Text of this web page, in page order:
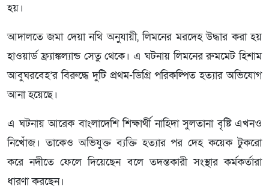
হয়।
আদালতে জমা দেয়া নথি অনুযায়ী, লিমনের মরদেহ উদ্ধার করা হয়
হাওয়ার্ড ফ্র্যাঙ্কল্যান্ড সেতু থেকে। এ ঘটনায় লিমনের রুমমেট হিশাম
আবুঘরবেহ’র বিরুদ্ধে দুটি প্রথম-ডিগ্রি পরিকল্পিত হত্যার অভিযোগ
আনা হয়েছে।
এ ঘটনায় আরেক বাংলাদেশি শিক্ষার্থী নাহিদা সুলতানা বৃষ্টি এখনও
নিখোঁজ। তাকেও অভিযুক্ত ব্যক্তি হত্যার পর দেহ কয়েক টুকরো
করে নদীতে ফেলে দিয়েছেন বলে তদন্তকারী সংস্থার কর্মকর্তারা
ধারণা করছেন।